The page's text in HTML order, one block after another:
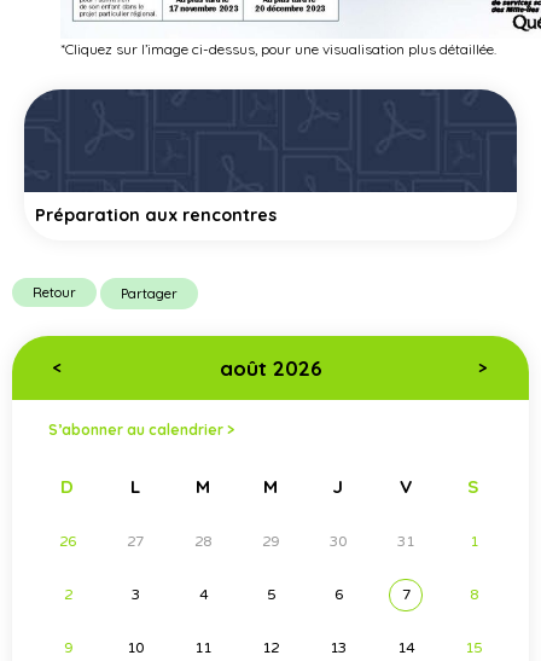
*Cliquez sur l’image ci-dessus, pour une visualisation plus détaillée.
Préparation aux rencontres
Retour Partager
< août 2026 >
S’abonner au calendrier >
D L M M J V S
26 27 28 29 30 31 1
2 3 4 5 6 7 8
9 10 11 12 13 14 15